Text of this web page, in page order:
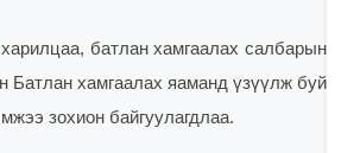
батлан хамгаалах салбарын
хамгаалах яаманд үзүүлж буй
зохион байгуулагдлаа.